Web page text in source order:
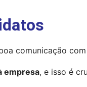
comunicação
empresa, e isso é